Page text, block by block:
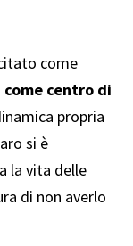
come
come centro di
propria
si è
la vita delle
di non averlo